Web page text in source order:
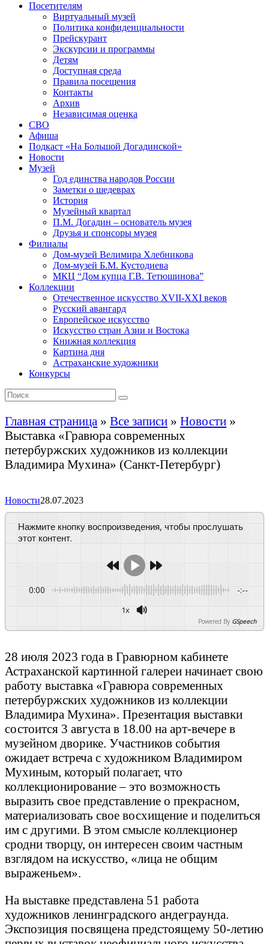
Посетителям
Виртуальный музей
Политика конфиденциальности
Прейскурант
Экскурсии и программы
Детям
Доступная среда
Правила посещения
Контакты
Архив
Независимая оценка
СВО
Афиша
Подкаст «На Большой Догадинской»
Новости
Музей
Год единства народов России
Заметки о шедеврах
История
Музейный квартал
П.М. Догадин – основатель музея
Друзья и спонсоры музея
Филиалы
Дом-музей Велимира Хлебникова
Дом-музей Б.М. Кустодиева
МКЦ “Дом купца Г.В. Тетюшинова”
Коллекции
Отечественное искусство XVII-XXI веков
Русский авангард
Европейское искусство
Искусство стран Азии и Востока
Книжная коллекция
Картина дня
Астраханские художники
Конкурсы
Главная страница » Все записи » Новости »
Выставка «Гравюра современных
петербуржских художников из коллекции
Владимира Мухина» (Санкт-Петербург)
Новости28.07.2023
Нажмите кнопку воспроизведения, чтобы прослушать
этот контент.
0:00 -:--
1x
Powered By GSpeech
28 июля 2023 года в Гравюрном кабинете
Астраханской картинной галереи начинает свою
работу выставка «Гравюра современных
петербуржских художников из коллекции
Владимира Мухина». Презентация выставки
состоится 3 августа в 18.00 на арт-вечере в
музейном дворике. Участников события
ожидает встреча с художником Владимиром
Мухиным, который полагает, что
коллекционирование – это возможность
выразить свое представление о прекрасном,
материализовать свое восхищение и поделиться
им с другими. В этом смысле коллекционер
сродни творцу, он интересен своим частным
взглядом на искусство, «лица не общим
выраженьем».
На выставке представлена 51 работа
художников ленинградского андеграунда.
Экспозиция посвящена предстоящему 50-летию